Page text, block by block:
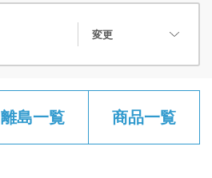
変更
離島一覧 商品一覧